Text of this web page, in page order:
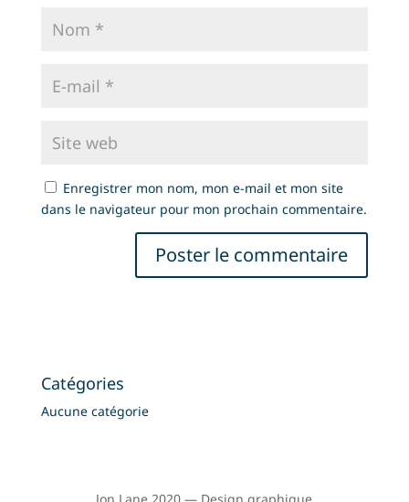
Enregistrer mon nom, mon e-mail et mon site
dans le navigateur pour mon prochain commentaire.
Catégories
Aucune catégorie